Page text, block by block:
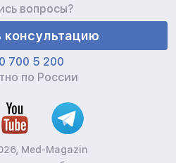
вопросы?
консультацию
700 5 200
по России
Med-Magazin